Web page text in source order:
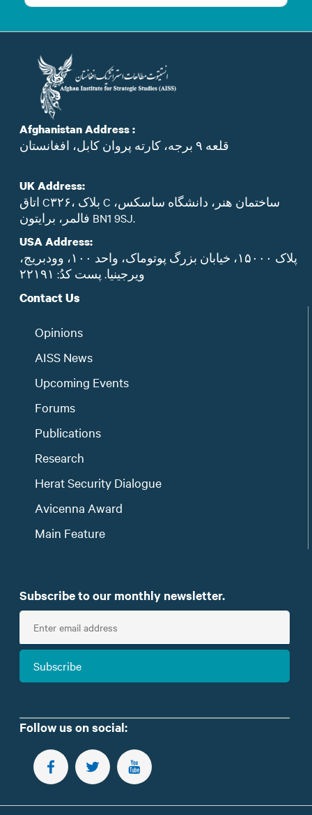
Afghanistan Address :
قلعه ۹ برجه، کارته پروان کابل، افغانستان
UK Address:
اتاق C۳۲۶، بلاک C ساختمان هنر، دانشگاه ساسکس،
فالمر، برایتون BN1 9SJ.
USA Address:
پلاک ۱۵۰۰۰، خیابان بزرگ پوتوماک، واحد ۱۰۰، وودبریج،
ویرجینیا. پست‌ کدُ: ۲۲۱۹۱
Contact Us
Opinions
AISS News
Upcoming Events
Forums
Publications
Research
Herat Security Dialogue
Avicenna Award
Main Feature
Subscribe to our monthly newsletter.
E
t
m
Subscribe
Follow us on social:
FOLLOW US ON FACEBOOK
FOLLOW US ON TWITTER
SUBSCRIBE TO OUR YOUTUBE CHANNEL